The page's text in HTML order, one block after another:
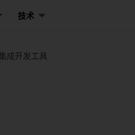
技术
成开发工具